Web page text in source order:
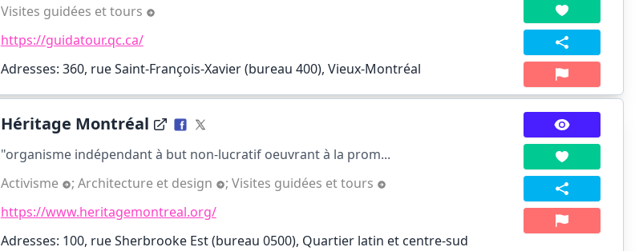
Visites guidées et tours
https://guidatour.qc.ca/
Adresses: 360, rue Saint-François-Xavier (bureau 400), Vieux-Montréal
Héritage Montréal
"organisme indépendant à but non-lucratif oeuvrant à la prom...
Activisme
; Architecture et design ; Visites guidées et tours
https://www.heritagemontreal.org/
Adresses: 100, rue Sherbrooke Est (bureau 0500), Quartier latin et centre-sud